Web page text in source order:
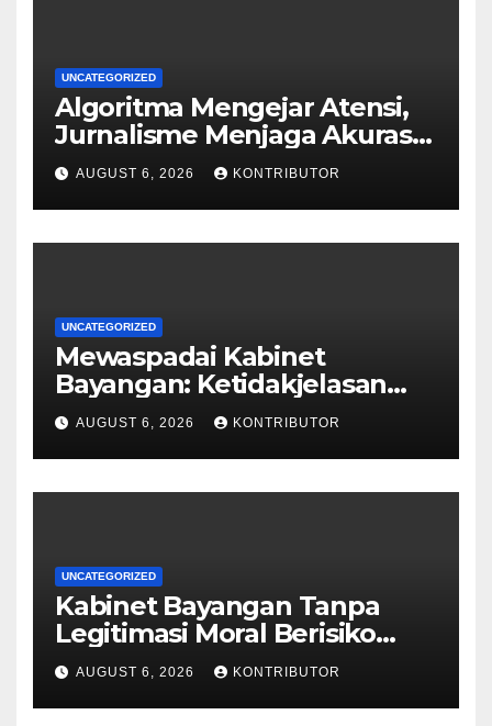
UNCATEGORIZED
Algoritma Mengejar Atensi,
Jurnalisme Menjaga Akurasi
dan Akal Sehat Publik
AUGUST 6, 2026 KONTRIBUTOR
UNCATEGORIZED
Mewaspadai Kabinet
Bayangan: Ketidakjelasan
Legitimasi Moral dan
Representasi
AUGUST 6, 2026 KONTRIBUTOR
UNCATEGORIZED
Kabinet Bayangan Tanpa
Legitimasi Moral Berisiko
Mengaburkan Kepercayaan
Publik
AUGUST 6, 2026 KONTRIBUTOR